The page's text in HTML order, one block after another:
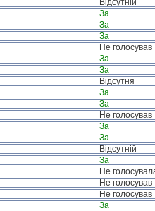
Відсутній
За
За
За
Не голосував
За
За
Відсутня
За
За
Не голосував
За
За
Відсутній
За
Не
Не голосував
Не голосував
За